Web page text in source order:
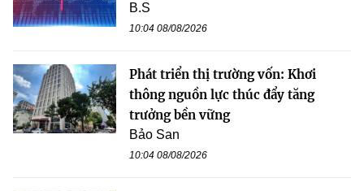
B.S
10:04 08/08/2026
Phát triển thị trường vốn: Khơi
thông nguồn lực thúc đẩy tăng
trưởng bền vững
Bảo San
10:04 08/08/2026